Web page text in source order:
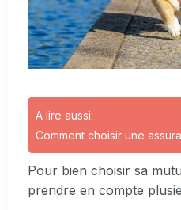
A lire aussi:
Comment choisir une
Pour bien choisir sa
prendre en compte